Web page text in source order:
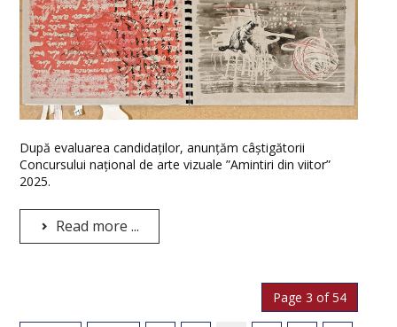
După evaluarea candidaților, anunțăm câștigătorii
Concursului național de arte vizuale ”Amintiri din viitor”
2025.
Read more ...
Page 3 of 54